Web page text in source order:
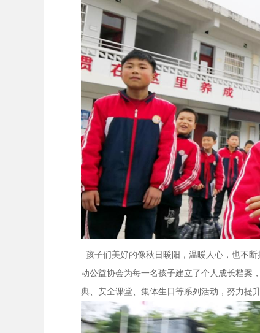
孩子们美好的像秋日暖阳，温暖人心，也不
动公益协会为每一名孩子建立了个人成长档案
典、安全课堂、集体生日等系列活动，努力提